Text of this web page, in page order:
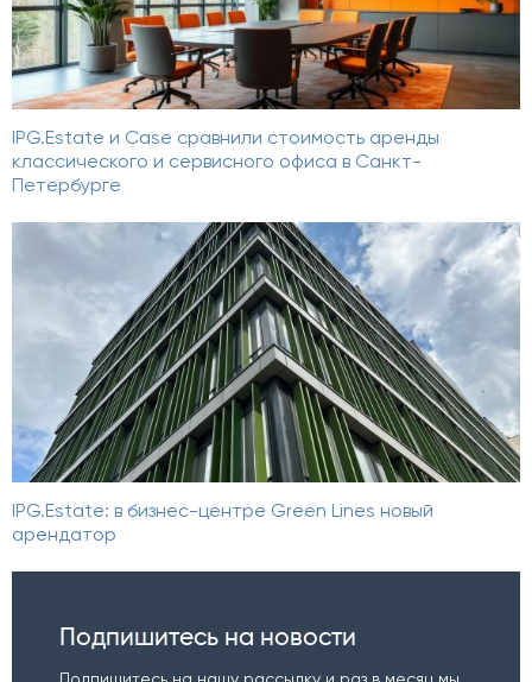
IPG.Estate и Case сравнили стоимость аренды
классического и сервисного офиса в Санкт-
Петербурге
IPG.Estate: в бизнес-центре Green Lines новый
арендатор
Подпишитесь на новости